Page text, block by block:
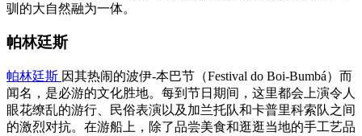
驯的大自然融为一体。
帕林廷斯
帕林廷斯 因其热闹的波伊-本巴节（Festival do Boi-Bumbá）而
闻名，是必游的文化胜地。每到节日期间，这里都会上演令人
眼花缭乱的游行、民俗表演以及加兰托队和卡普里科索队之间
的激烈对抗。在游船上，除了品尝美食和逛逛当地的手工艺品